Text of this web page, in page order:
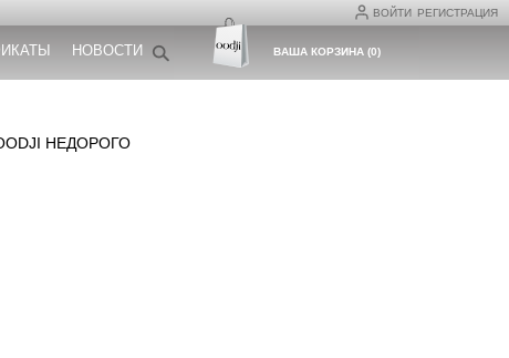
ВОЙТИ РЕГИСТРАЦИЯ
НОВОСТИ ВАША КОРЗИНА(0)
НЕДОРОГО